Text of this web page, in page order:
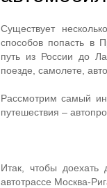
Существует
способов попасть в
путь из России до
поезде, самолете,
Рассмотрим самый
путешествия –
Итак, чтобы
автотрассе Москва-